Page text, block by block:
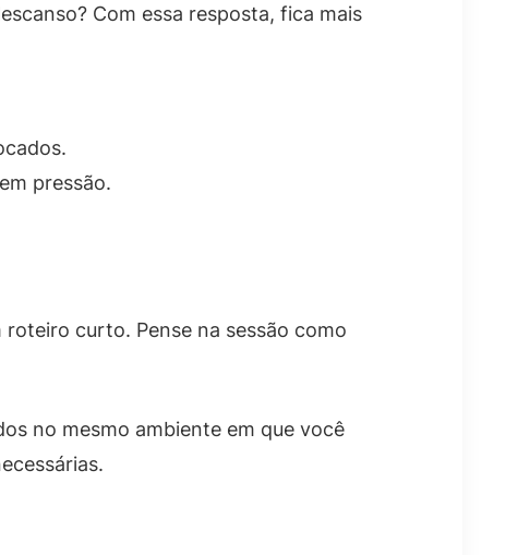
Com essa resposta, fica mais
pressão.
curto. Pense na sessão como
no mesmo ambiente em que você